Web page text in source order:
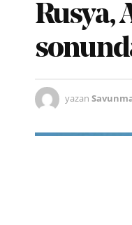
Rusya,
yazan